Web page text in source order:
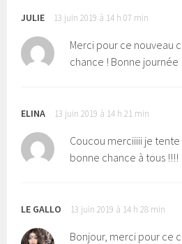
JULIE 13 juin 2019 à 14 h 07 min
Merci pour ce nouveau
chance ! Bonne journée
ELINA 13 juin 2019 à 14 h 21 min
Coucou merciiiii je
bonne chance à tous !!!!
LE GALLO 13 juin 2019 à 14 h 28 min
Bonjour, merci pour ce